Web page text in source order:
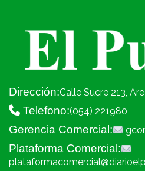
Dirección:Calle Sucre 213,
Telefono:(054) 221980
Gerencia Comercial:
Plataforma Comercial: